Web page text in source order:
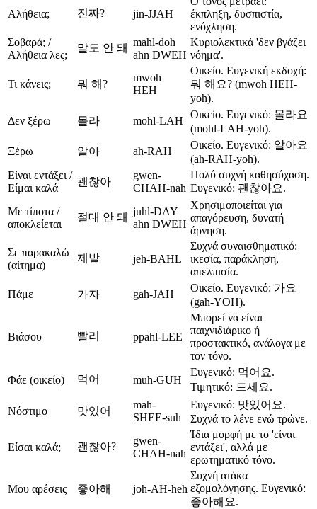
Αλήθεια; 진짜? jin-JJAH
έκπληξη, δυσπιστία,
ενόχληση.
Σοβαρά; /
Αλήθεια λες;
말도 안 돼 mahl-doh
ahn DWEH
Κυριολεκτικά 'δεν βγάζει
νόημα'.
Τι κάνεις; 뭐 해?
mwoh
HEH
Οικείο. Ευγενική εκδοχή:
뭐 해요? (mwoh HEH-
yoh).
Δεν ξέρω
몰라 mohl-LAH
Οικείο. Ευγενικό: 몰라요
(mohl-LAH-yoh).
Ξέρω
알아 ah-RAH
Οικείο. Ευγενικό: 알아요
(ah-RAH-yoh).
Είναι εντάξει /
Είμαι καλά
괜찮아
gwen-
CHAH-nah
Πολύ συχνή καθησύχαση.
Ευγενικό: 괜찮아요.
Με τίποτα /
αποκλείεται
절대 안 돼 juhl-DAY
ahn DWEH
Χρησιμοποιείται για
απαγόρευση, δυνατή
άρνηση.
Σε παρακαλώ
(αίτημα)
제발 jeh-BAHL
Συχνά συναισθηματικό:
ικεσία, παράκληση,
απελπισία.
Πάμε
가자 gah-JAH
Οικείο. Ευγενικό: 가요
(gah-YOH).
Βιάσου 빨리 ppahl-LEE
Μπορεί να είναι
παιχνιδιάρικο ή
προστακτικό, ανάλογα με
τον τόνο.
Φάε (οικείο)
먹어 muh-GUH
Ευγενικό: 먹어요.
Τιμητικό: 드세요.
Νόστιμο
맛있어
mah-
SHEE-suh
Ευγενικό: 맛있어요.
Συχνά το λένε ενώ τρώνε.
Είσαι καλά; 괜찮아?
gwen-
CHAH-nah
Ίδια μορφή με το 'είναι
εντάξει', αλλά με
ερωτηματικό τόνο.
Μου αρέσεις 좋아해 joh-AH-heh
Συχνή ατάκα
εξομολόγησης. Ευγενικό:
좋아해요.